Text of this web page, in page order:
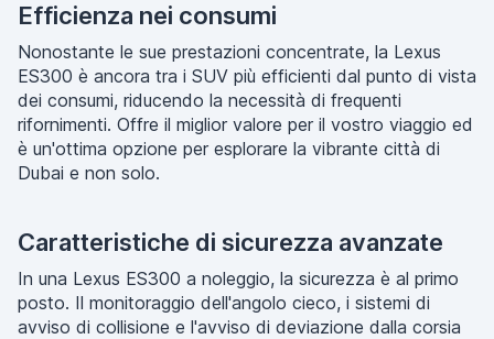
Efficienza nei consumi
Nonostante le sue prestazioni concentrate, la Lexus
ES300 è ancora tra i SUV più efficienti dal punto di vista
dei consumi, riducendo la necessità di frequenti
rifornimenti. Offre il miglior valore per il vostro viaggio ed
è un'ottima opzione per esplorare la vibrante città di
Dubai e non solo.
Caratteristiche di sicurezza avanzate
In una Lexus ES300 a noleggio, la sicurezza è al primo
posto. Il monitoraggio dell'angolo cieco, i sistemi di
avviso di collisione e l'avviso di deviazione dalla corsia